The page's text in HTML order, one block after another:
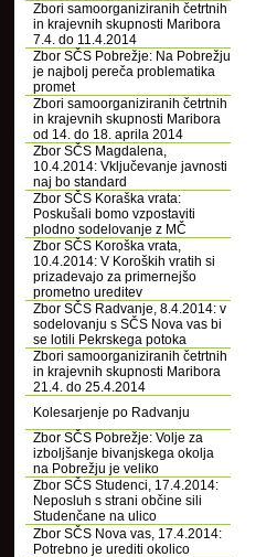
Zbori samoorganiziranih četrtnih
in krajevnih skupnosti Maribora
7.4. do 11.4.2014
Zbor SČS Pobrežje: Na Pobrežju
je najbolj pereča problematika
promet
Zbori samoorganiziranih četrtnih
in krajevnih skupnosti Maribora
od 14. do 18. aprila 2014
Zbor SČS Magdalena,
10.4.2014: Vključevanje javnosti
naj bo standard
Zbor SČS Koraška vrata:
Poskušali bomo vzpostaviti
plodno sodelovanje z MČ
Zbor SČS Koroška vrata,
10.4.2014: V Koroških vratih si
prizadevajo za primernejšo
prometno ureditev
Zbor SČS Radvanje, 8.4.2014: v
sodelovanju s SČS Nova vas bi
se lotili Pekrskega potoka
Zbori samoorganiziranih četrtnih
in krajevnih skupnosti Maribora
21.4. do 25.4.2014
Kolesarjenje po Radvanju
Zbor SČS Pobrežje: Volje za
izboljšanje bivanjskega okolja
na Pobrežju je veliko
Zbor SČS Studenci, 17.4.2014:
Neposluh s strani občine sili
Studenčane na ulico
Zbor SČS Nova vas, 17.4.2014:
Potrebno je urediti okolico